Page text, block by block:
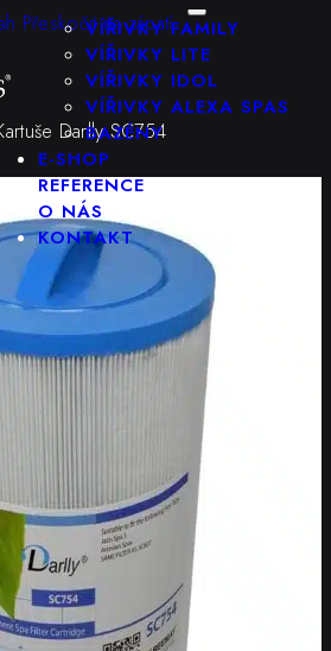
Přeskočit na zápatí
VÍŘIVKY FAMILY
VÍŘIVKY LITE
VÍŘIVKY IDOL
VÍŘIVKY ALEXA SPAS
BAZÉNY
E-SHOP
REFERENCE
O NÁS
KONTAKT
Darlly SC754